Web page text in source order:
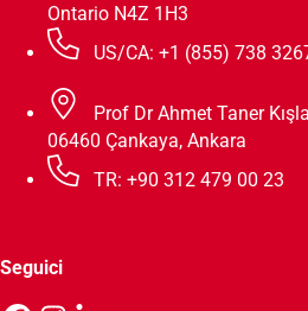
Ontario N4Z 1H3
US/CA: +1 (855) 738
Prof Dr Ahmet Taner
06460 Çankaya, Ankara
TR: +90 312 479 00 23
Seguici